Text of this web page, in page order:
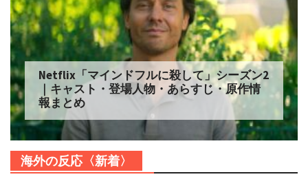
Netflix「マインドフルに殺して」シーズン2
｜キャスト・登場人物・あらすじ・原作情
報まとめ
海外の反応〈新着〉